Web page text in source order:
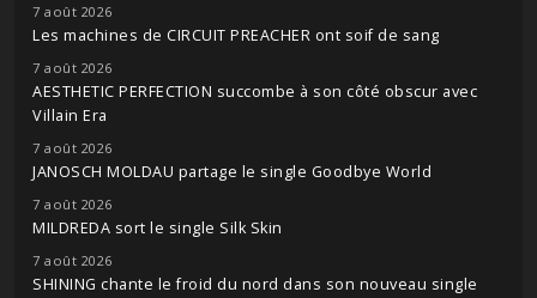
7 août 2026
Les machines de CIRCUIT PREACHER ont soif de sang
7 août 2026
AESTHETIC PERFECTION succombe à son côté obscur avec
Villain Era
7 août 2026
JANOSCH MOLDAU partage le single Goodbye World
7 août 2026
MILDREDA sort le single Silk Skin
7 août 2026
SHINING chante le froid du nord dans son nouveau single